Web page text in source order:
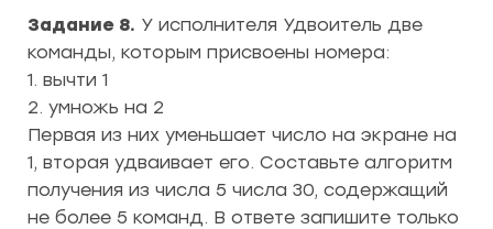
Задание 8. У исполнителя Удвоитель две
команды, которым присвоены номера:
1. вычти 1
2. умножь на 2
Первая из них уменьшает число на экране на
1, вторая удваивает его. Составьте алгоритм
получения из числа 5 числа 30, содержащий
не более 5 команд. В ответе запишите только